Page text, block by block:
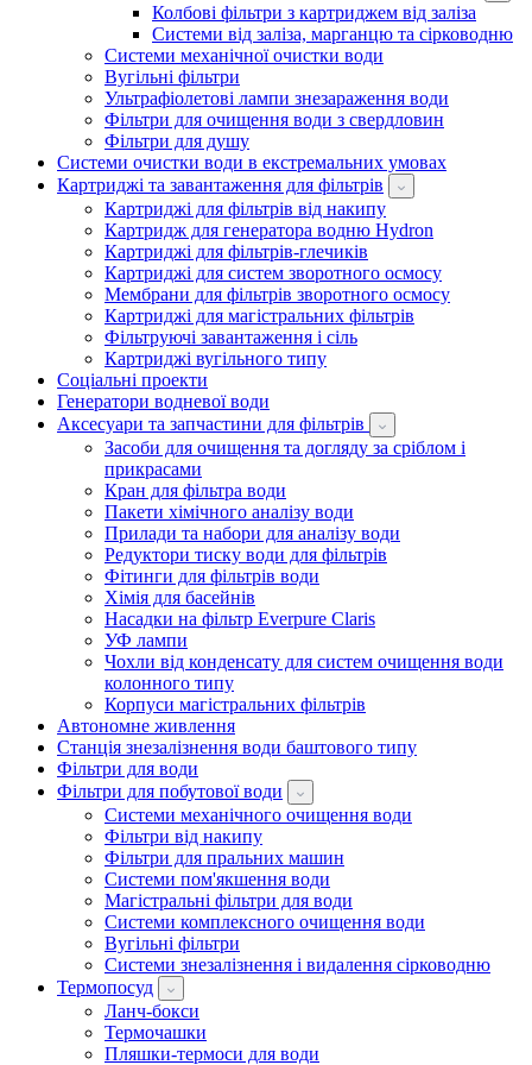
Колбові фільтри з картриджем від заліза
Системи від заліза, марганцю та сірководню
Системи механічної очистки води
Вугільні фільтри
Ультрафіолетові лампи знезараження води
Фільтри для очищення води з свердловин
Фільтри для душу
Системи очистки води в екстремальних умовах
Картриджі та завантаження для фільтрів
Картриджі для фільтрів від накипу
Картридж для генератора водню Hydron
Картриджі для фільтрів-глечиків
Картриджі для систем зворотного осмосу
Мембрани для фільтрів зворотного осмосу
Картриджі для магістральних фільтрів
Фільтруючі завантаження і сіль
Картриджі вугільного типу
Соціальні проекти
Генератори водневої води
Аксесуари та запчастини для фільтрів
Засоби для очищення та догляду за сріблом і
прикрасами
Кран для фільтра води
Пакети хімічного аналізу води
Прилади та набори для аналізу води
Редуктори тиску води для фільтрів
Фітинги для фільтрів води
Хімія для басейнів
Насадки на фільтр Everpure Claris
УФ лампи
Чохли від конденсату для систем очищення води
колонного типу
Корпуси магістральних фільтрів
Автономне живлення
Станція знезалізнення води баштового типу
Фільтри для води
Фільтри для побутової води
Системи механічного очищення води
Фільтри від накипу
Фільтри для пральних машин
Системи пом'якшення води
Магістральні фільтри для води
Системи комплексного очищення води
Вугільні фільтри
Системи знезалізнення і видалення сірководню
Термопосуд
Ланч-бокси
Термочашки
Пляшки-термоси для води